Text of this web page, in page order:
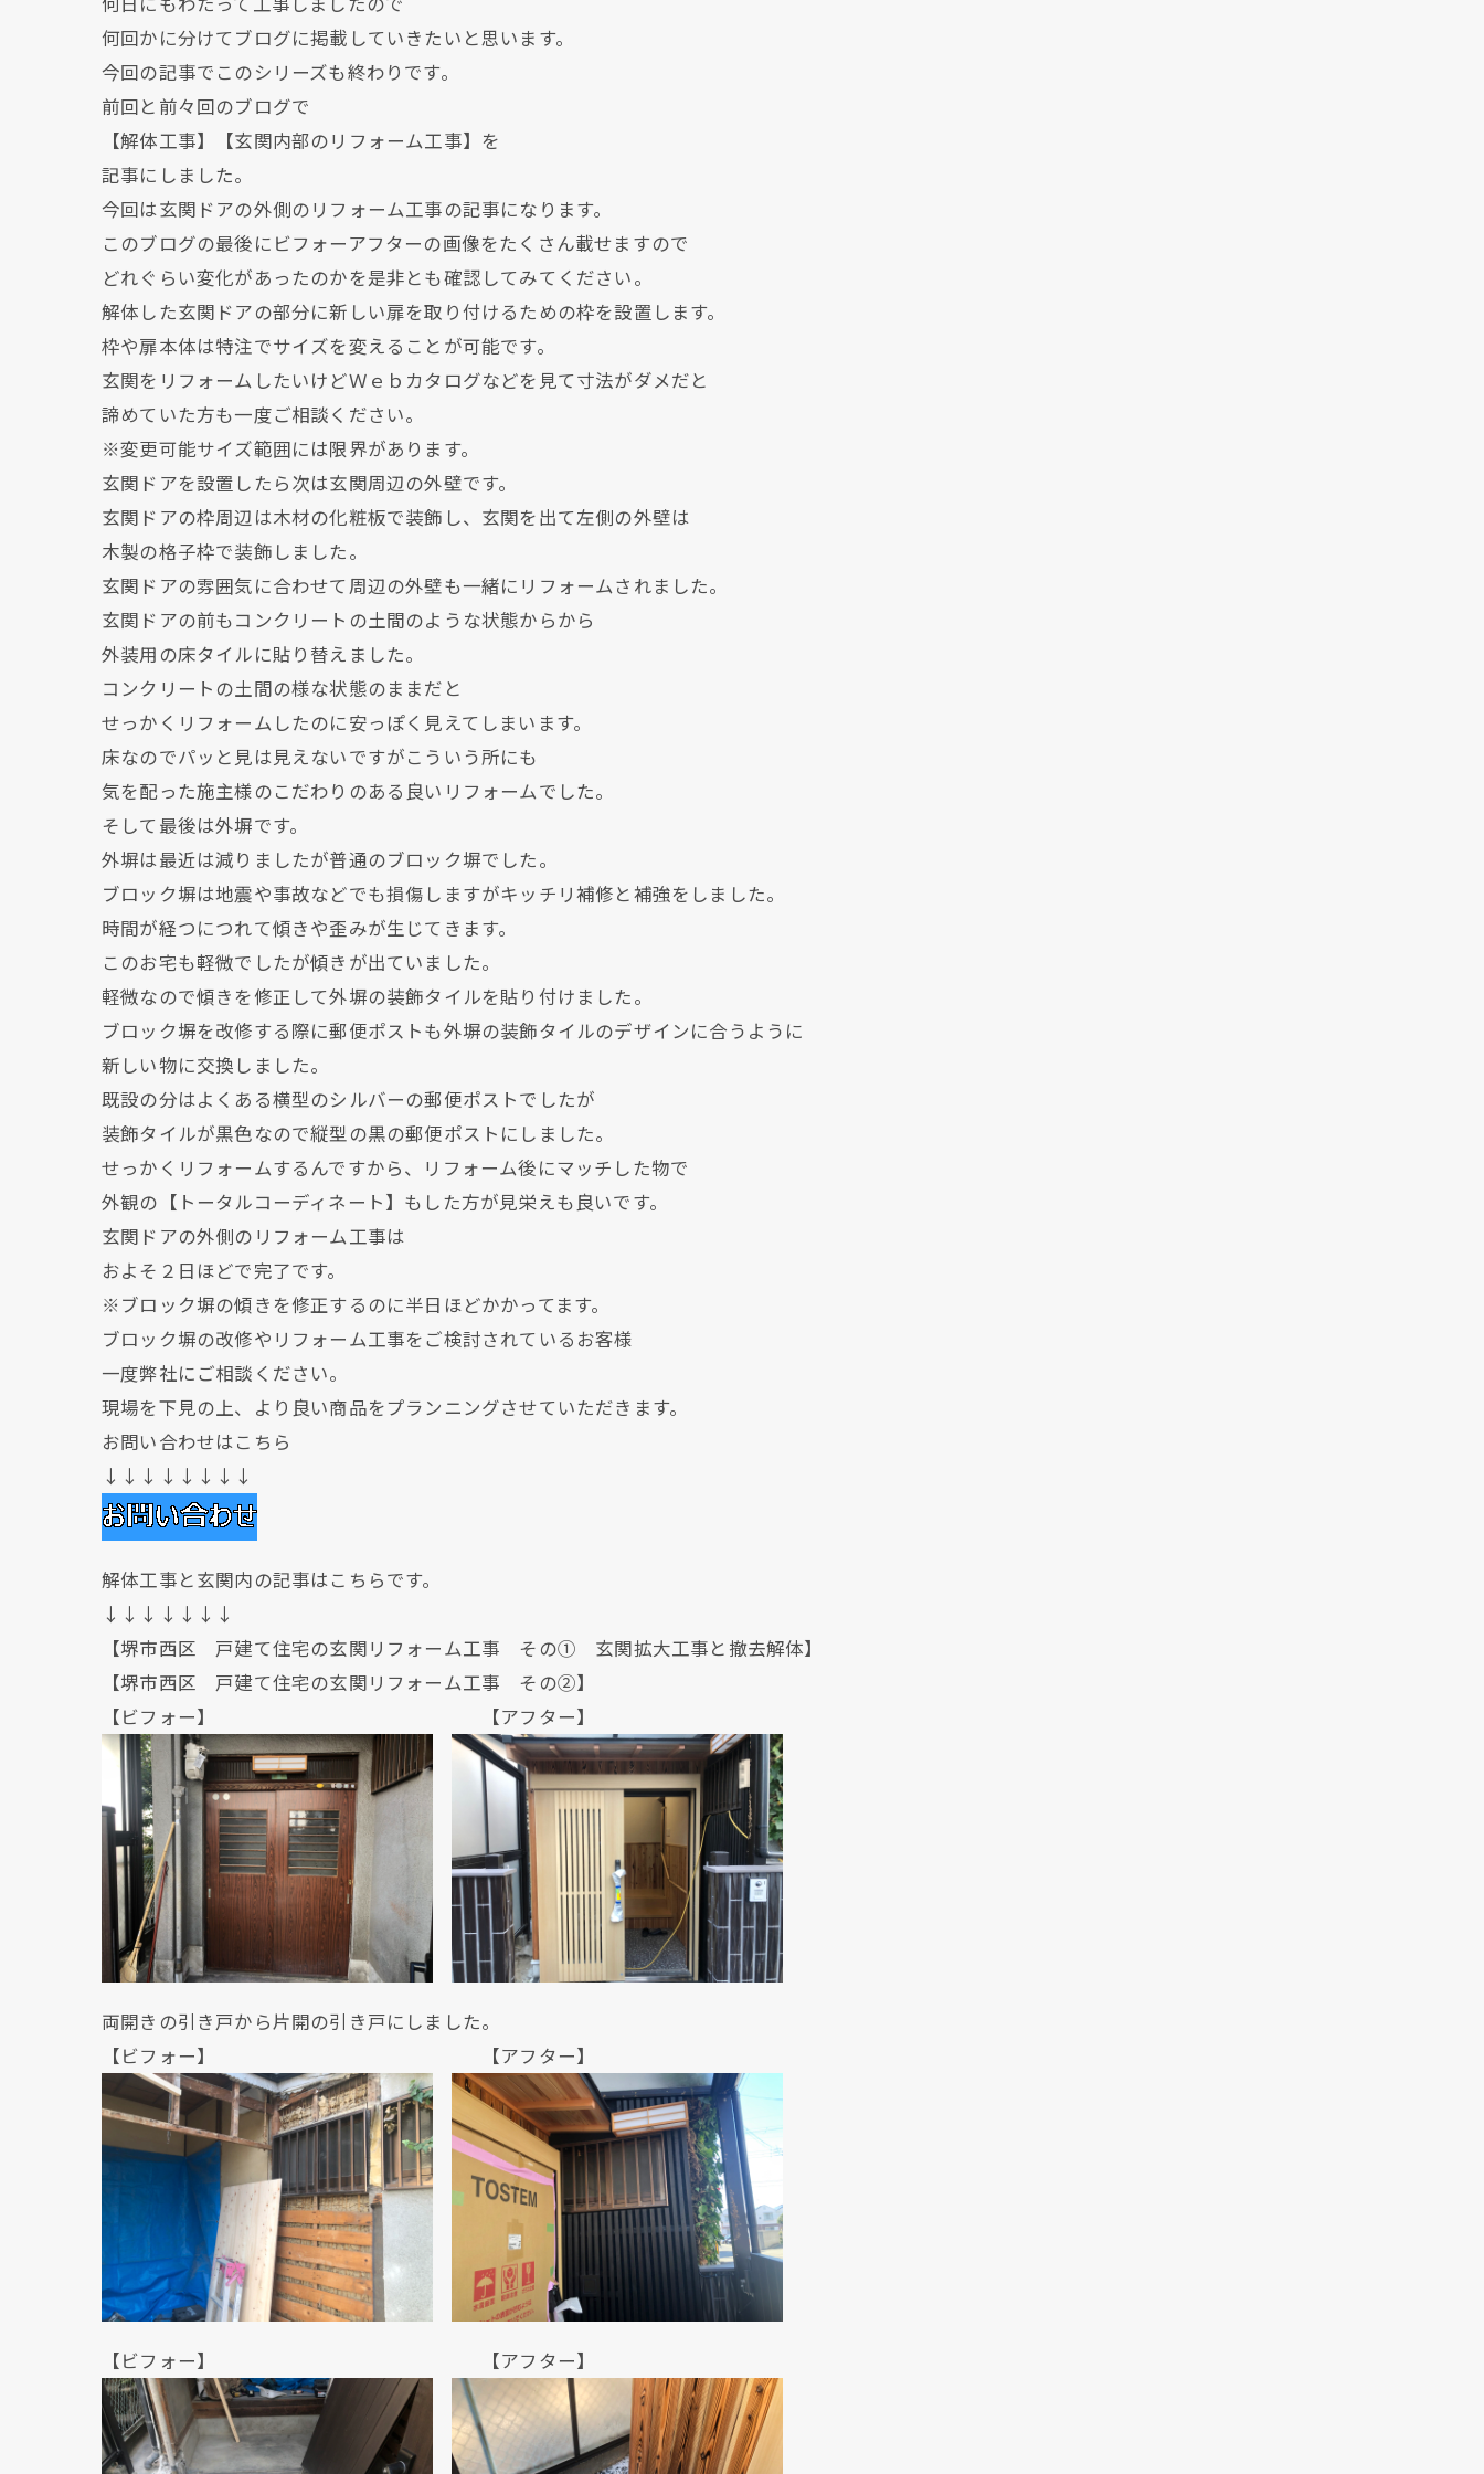
何回かに分けてブログに掲載していきたいと思います。
今回の記事でこのシリーズも終わりです。
前回と前々回のブログで
【解体工事】【玄関内部のリフォーム工事】を
記事にしました。
今回は玄関ドアの外側のリフォーム工事の記事になります。
このブログの最後にビフォーアフターの画像をたくさん載せますので
どれぐらい変化があったのかを是非とも確認してみてください。
解体した玄関ドアの部分に新しい扉を取り付けるための枠を設置します。
枠や扉本体は特注でサイズを変えることが可能です。
玄関をリフォームしたいけどＷｅｂカタログなどを見て寸法がダメだと
諦めていた方も一度ご相談ください。
※変更可能サイズ範囲には限界があります。
玄関ドアを設置したら次は玄関周辺の外壁です。
玄関ドアの枠周辺は木材の化粧板で装飾し、玄関を出て左側の外壁は
木製の格子枠で装飾しました。
玄関ドアの雰囲気に合わせて周辺の外壁も一緒にリフォームされました。
玄関ドアの前もコンクリートの土間のような状態からから
外装用の床タイルに貼り替えました。
コンクリートの土間の様な状態のままだと
せっかくリフォームしたのに安っぽく見えてしまいます。
床なのでパッと見は見えないですがこういう所にも
気を配った施主様のこだわりのある良いリフォームでした。
そして最後は外塀です。
外塀は最近は減りましたが普通のブロック塀でした。
ブロック塀は地震や事故などでも損傷しますがキッチリ補修と補強をしました。
時間が経つにつれて傾きや歪みが生じてきます。
このお宅も軽微でしたが傾きが出ていました。
軽微なので傾きを修正して外塀の装飾タイルを貼り付けました。
ブロック塀を改修する際に郵便ポストも外塀の装飾タイルのデザインに合うように
新しい物に交換しました。
既設の分はよくある横型のシルバーの郵便ポストでしたが
装飾タイルが黒色なので縦型の黒の郵便ポストにしました。
せっかくリフォームするんですから、リフォーム後にマッチした物で
外観の【トータルコーディネート】もした方が見栄えも良いです。
玄関ドアの外側のリフォーム工事は
およそ２日ほどで完了です。
※ブロック塀の傾きを修正するのに半日ほどかかってます。
ブロック塀の改修やリフォーム工事をご検討されているお客様
一度弊社にご相談ください。
現場を下見の上、より良い商品をプランニングさせていただきます。
お問い合わせはこちら
↓↓↓↓↓↓↓↓
解体工事と玄関内の記事はこちらです。
↓↓↓↓↓↓↓
【堺市西区 戸建て住宅の玄関リフォーム工事 その① 玄関拡大工事と撤去解体】
【堺市西区 戸建て住宅の玄関リフォーム工事 その②】
【ビフォー】 【アフター】
両開きの引き戸から片開の引き戸にしました。
【ビフォー】 【アフター】
【ビフォー】 【アフター】
クリックでチラシのページにジャンプします
クリックでチラシのページにジャンプします